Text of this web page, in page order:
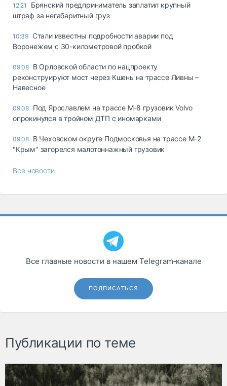
12:21
Брянский предприниматель заплатил крупный
штраф за негабаритный груз
10:39 Стали известны подробности аварии под
Воронежем с 30-километровой пробкой
09.08 В Орловской области по нацпроекту
реконструируют мост через Кшень на трассе Ливны –
Навесное
09.08 Под Ярославлем на трассе М-8 грузовик Volvo
опрокинулся в тройном ДТП с иномарками
09.08 В Чеховском округе Подмосковья на трассе М-2
"Крым" загорелся малотоннажный грузовик
Все новости
Все главные новости в нашем Telegram‑канале
ПОДПИСАТЬСЯ
Публикации по теме